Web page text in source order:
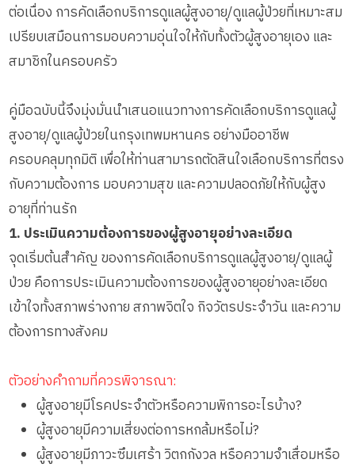
ต่อเนื่อง การคัดเลือกบริการดูแลผู้สูงอายุ/ดูแลผู้ป่วยที่เหมาะสม
เปรียบเสมือนการมอบความอุ่นใจให้กับทั้งตัวผู้สูงอายุเอง และ
สมาชิกในครอบครัว
คู่มือฉบับนี้จึงมุ่งมั่นนำเสนอแนวทางการคัดเลือกบริการดูแลผู้
สูงอายุ/ดูแลผู้ป่วยในกรุงเทพมหานคร อย่างมืออาชีพ
ครอบคลุมทุกมิติ เพื่อให้ท่านสามารถตัดสินใจเลือกบริการที่ตรง
กับความต้องการ มอบความสุข และความปลอดภัยให้กับผู้สูง
อายุที่ท่านรัก
1. ประเมินความต้องการของผู้สูงอายุอย่างละเอียด
จุดเริ่มต้นสำคัญ ของการคัดเลือกบริการดูแลผู้สูงอายุ/ดูแลผู้
ป่วย คือการประเมินความต้องการของผู้สูงอายุอย่างละเอียด
เข้าใจทั้งสภาพร่างกาย สภาพจิตใจ กิจวัตรประจำวัน และความ
ต้องการทางสังคม
ตัวอย่างคำถามที่ควรพิจารณา:
ผู้สูงอายุมีโรคประจำตัวหรือความพิการอะไรบ้าง?
ผู้สูงอายุมีความเสี่ยงต่อการหกล้มหรือไม่?
ผู้สูงอายุมีภาวะซึมเศร้า วิตกกังวล หรือความจำเสื่อมหรือ